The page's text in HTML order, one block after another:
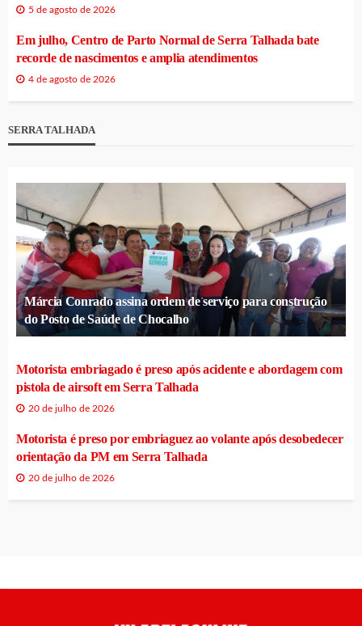
5 de agosto de 2026
Em julho, Centro de Parto Normal de Serra Talhada bate
recorde de nascimentos e amplia atendimentos
4 de agosto de 2026
SERRA TALHADA
Márcia Conrado assina ordem de serviço para construção
do Posto de Saúde de Chocalho
Motorista embriagado é preso após acidente e abordagem com
pistola de airsoft em Serra Talhada
20 de julho de 2026
Motorista é preso por embriaguez ao volante após desobedecer
orientação da PM em Serra Talhada
20 de julho de 2026